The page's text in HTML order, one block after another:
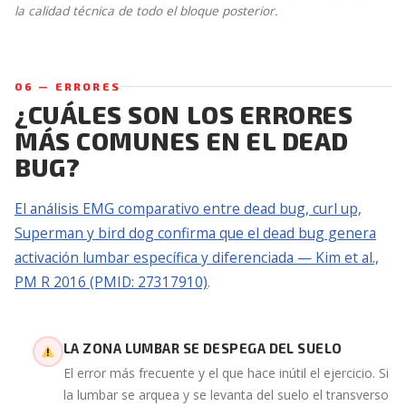
la calidad técnica de todo el bloque posterior.
06 — ERRORES
¿CUÁLES SON LOS ERRORES
MÁS COMUNES EN EL DEAD
BUG?
El análisis EMG comparativo entre dead bug, curl up,
Superman y bird dog confirma que el dead bug genera
activación lumbar específica y diferenciada — Kim et al.,
PM R 2016 (PMID: 27317910).
LA ZONA LUMBAR SE DESPEGA DEL SUELO
El error más frecuente y el que hace inútil el ejercicio. Si
la lumbar se arquea y se levanta del suelo el transverso